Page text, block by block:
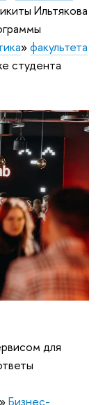
Ильтякова
»факультета
студента
для
»Бизнес-